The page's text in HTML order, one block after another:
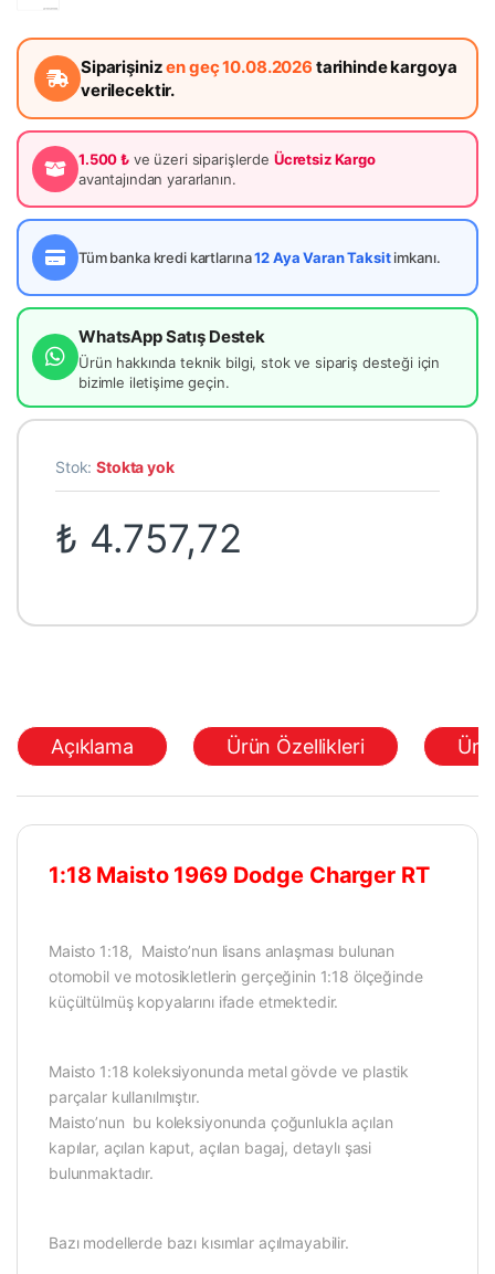
Siparişinizen geç 10.08.2026 tarihinde kargoya
verilecektir.
1.500 ₺ ve üzeri siparişlerde Ücretsiz Kargo
avantajından yararlanın.
Tüm banka kredi kartlarına12 Aya Varan Taksitimkanı.
WhatsApp Satış Destek
Ürün hakkında teknik bilgi, stok ve sipariş desteği için
bizimle iletişime geçin.
Stok:Stokta yok
₺ 4.757,72
Açıklama Ürün Özellikleri
1:18 Maisto 1969 Dodge Charger RT
Maisto 1:18, Maisto’nun lisans anlaşması bulunan
otomobil ve motosikletlerin gerçeğinin 1:18 ölçeğinde
küçültülmüş kopyalarını ifade etmektedir.
Maisto 1:18 koleksiyonunda metal gövde ve plastik
parçalar kullanılmıştır.
Maisto’nun bu koleksiyonunda çoğunlukla açılan
kapılar, açılan kaput, açılan bagaj, detaylı şasi
bulunmaktadır.
Bazı modellerde bazı kısımlar açılmayabilir.